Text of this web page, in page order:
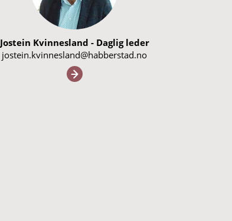
Jostein Kvinnesland - Daglig leder
jostein.kvinnesland@habberstad.no